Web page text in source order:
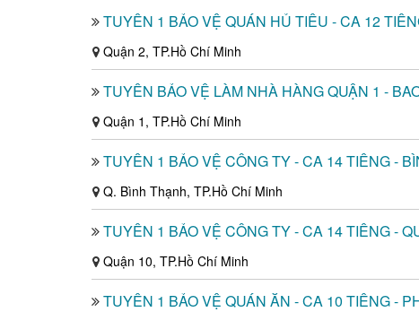
TUYỂN 1 BẢO VỆ QUÁN HỦ TIẾU - CA 12
Quận 2, TP.Hồ Chí Minh
TUYỂN BẢO VỆ LÀM NHÀ HÀNG QUẬN 1 -
Quận 1, TP.Hồ Chí Minh
TUYỂN 1 BẢO VỆ CÔNG TY - CA 14 TIẾNG -
Q. Bình Thạnh, TP.Hồ Chí Minh
TUYỂN 1 BẢO VỆ CÔNG TY - CA 14 TIẾNG -
Quận 10, TP.Hồ Chí Minh
TUYỂN 1 BẢO VỆ QUÁN ĂN - CA 10 TIẾNG -